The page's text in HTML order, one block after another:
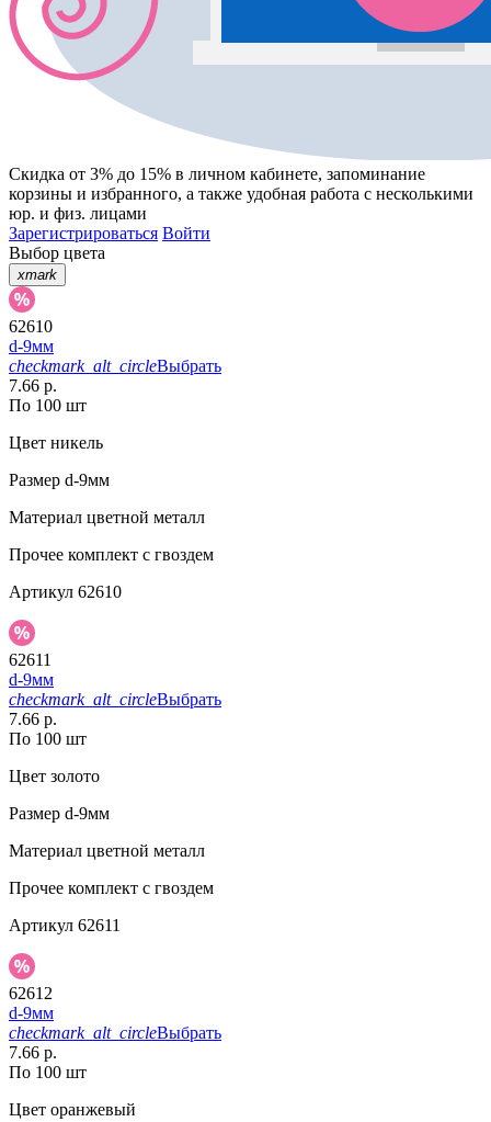
Скидка от 3% до 15% в личном кабинете, запоминание
корзины и избранного, а также удобная работа с несколькими
юр. и физ. лицами
Зарегистрироваться Войти
Выбор цвета
xmark
62610
d-9мм
checkmark_alt_circleВыбрать
7.66 р.
По 100 шт
Цвет никель
Размер d-9мм
Материал цветной металл
Прочее комплект с гвоздем
Артикул 62610
62611
d-9мм
checkmark_alt_circleВыбрать
7.66 р.
По 100 шт
Цвет золото
Размер d-9мм
Материал цветной металл
Прочее комплект с гвоздем
Артикул 62611
62612
d-9мм
checkmark_alt_circleВыбрать
7.66 р.
По 100 шт
Цвет оранжевый